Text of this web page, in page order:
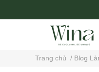
Trang chủ / Blog